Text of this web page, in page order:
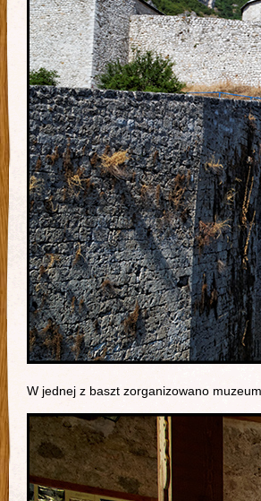
W jednej z baszt zorganizowano